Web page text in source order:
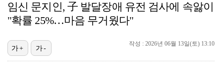
이강인, 드디어 아틀레티코 선수단과 만났다…시메오네 감…
KBO, 기록적인 폭염으로 9일까지 리그 중단…내달 6…
임신 문지인, 子 발달장애 유전 검사에 속앓이
"확률 25%…마음 무거웠다"
작성 : 2026년 06월 13일(토) 13:10
가+ 가-